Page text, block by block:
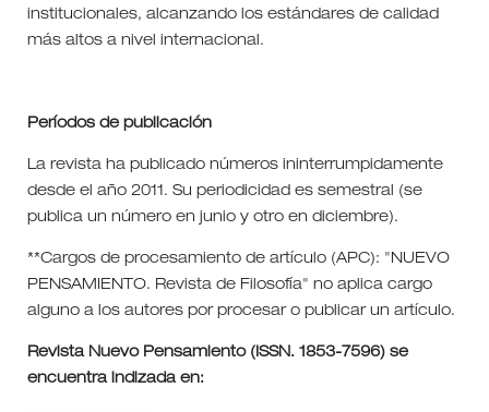
institucionales, alcanzando los estándares de calidad
más altos a nivel internacional.
Períodos de publicación
La revista ha publicado números ininterrumpidamente
desde el año 2011. Su periodicidad es semestral (se
publica un número en junio y otro en diciembre).
**Cargos de procesamiento de artículo (APC): "NUEVO
PENSAMIENTO. Revista de Filosofía" no aplica cargo
alguno a los autores por procesar o publicar un artículo.
Revista Nuevo Pensamiento (ISSN. 1853-7596) se
encuentra indizada en: